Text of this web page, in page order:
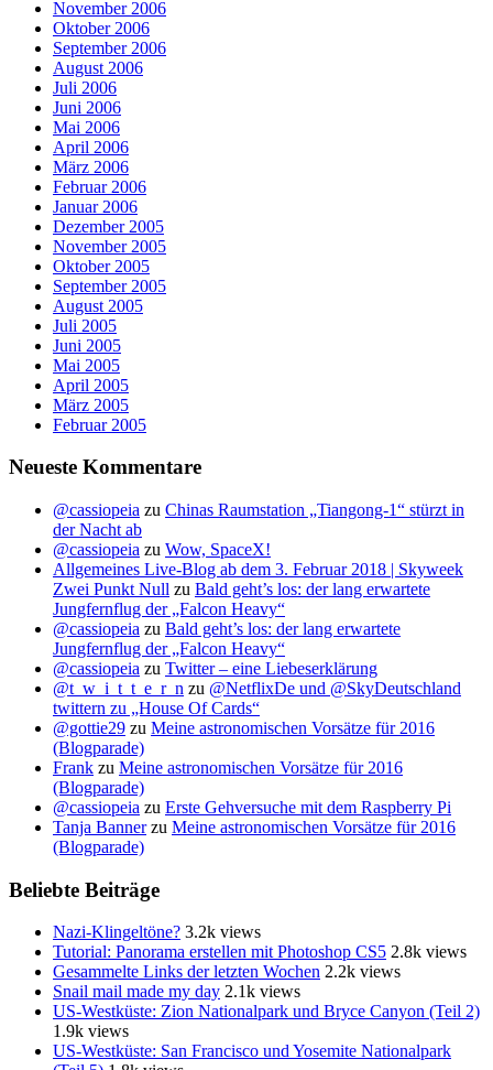
November 2006
Oktober 2006
September 2006
August 2006
Juli 2006
Juni 2006
Mai 2006
April 2006
März 2006
Februar 2006
Januar 2006
Dezember 2005
November 2005
Oktober 2005
September 2005
August 2005
Juli 2005
Juni 2005
Mai 2005
April 2005
März 2005
Februar 2005
Neueste Kommentare
@cassiopeia zu Chinas Raumstation „Tiangong-1“ stürzt in
der Nacht ab
@cassiopeia zu Wow, SpaceX!
Allgemeines Live-Blog ab dem 3. Februar 2018 | Skyweek
Zwei Punkt Null zu Bald geht’s los: der lang erwartete
Jungfernflug der „Falcon Heavy“
@cassiopeia zu Bald geht’s los: der lang erwartete
Jungfernflug der „Falcon Heavy“
@cassiopeia zu Twitter – eine Liebeserklärung
@t_w_i_t_t_e_r_n zu @NetflixDe und @SkyDeutschland
twittern zu „House Of Cards“
@gottie29 zu Meine astronomischen Vorsätze für 2016
(Blogparade)
Frank zu Meine astronomischen Vorsätze für 2016
(Blogparade)
@cassiopeia zu Erste Gehversuche mit dem Raspberry Pi
Tanja Bannerzu Meine astronomischen Vorsätze für 2016
(Blogparade)
Beliebte Beiträge
Nazi-Klingeltöne? 3.2k views
Tutorial: Panorama erstellen mit Photoshop CS5 2.8k views
Gesammelte Links der letzten Wochen 2.2k views
Snail mail made my day 2.1k views
US-Westküste: Zion Nationalpark und Bryce Canyon (Teil 2)
1.9k views
US-Westküste: San Francisco und Yosemite Nationalpark